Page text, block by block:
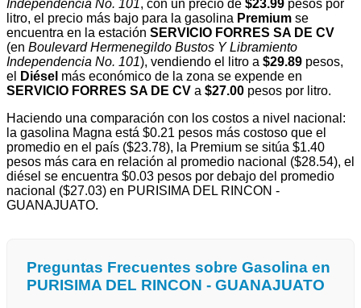
Independencia No. 101, con un precio de $23.99 pesos por
litro, el precio más bajo para la gasolina Premium se
encuentra en la estación SERVICIO FORRES SA DE CV
(en Boulevard Hermenegildo Bustos Y Libramiento
Independencia No. 101), vendiendo el litro a $29.89 pesos,
el
Diésel más económico de la zona se expende en
SERVICIO FORRES SA DE CV a $27.00 pesos por litro.
Haciendo una comparación con los costos a nivel nacional:
la gasolina Magna está $0.21 pesos más costoso que el
promedio en el país ($23.78), la Premium se sitúa $1.40
pesos más cara en relación al promedio nacional ($28.54), el
diésel se encuentra $0.03 pesos por debajo del promedio
nacional ($27.03) en PURISIMA DEL RINCON -
GUANAJUATO.
Preguntas Frecuentes sobre Gasolina en
PURISIMA DEL RINCON - GUANAJUATO